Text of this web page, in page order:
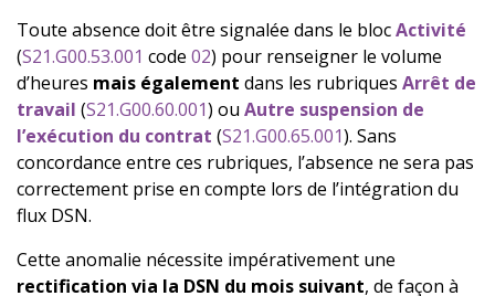
Toute absence doit être signalée dans le blocActivité
(S21.G00.53.001 code 02) pour renseigner le volume
d’heures mais également dans les rubriques Arrêt de
travail (S21.G00.60.001) ou Autre suspension de
l’exécution du contrat (S21.G00.65.001). Sans
concordance entre ces rubriques, l’absence ne sera pas
correctement prise en compte lors de l’intégration du
flux DSN.
Cette anomalie nécessite impérativement une
rectification via la DSN du mois suivant, de façon à